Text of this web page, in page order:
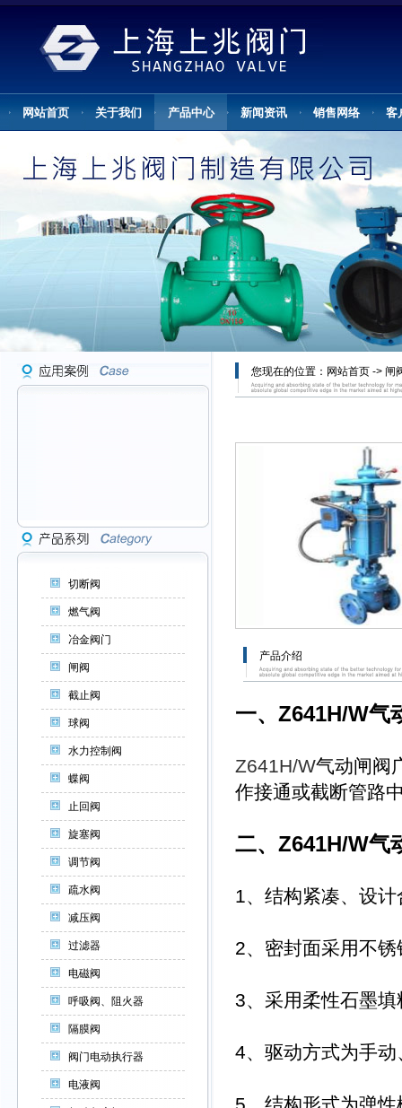
网站首页 关于我们 产品中心 新闻资讯 销售网络 客
切断阀
燃气阀
冶金阀门
闸阀
截止阀
球阀
水力控制阀
蝶阀
止回阀
旋塞阀
调节阀
疏水阀
减压阀
过滤器
电磁阀
呼吸阀、阻火器
隔膜阀
阀门电动执行器
电液阀
您现在的位置： 网站首页 -> 闸
产品介绍
一、 Z641H/W气
Z641H/W气动闸阀
作接通或截断管路
二、Z641H/W气
1、结构紧凑、设
2、密封面采用不
3、采用柔性石墨
4、驱动方式为手